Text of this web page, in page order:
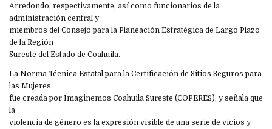
Arredondo, respectivamente, así como funcionarios de la
administración central y
miembros del Consejo para la Planeación Estratégica de Largo Plazo
de la Región
Sureste del Estado de Coahuila.
La Norma Técnica Estatal para la Certificación de Sitios Seguros para
las Mujeres
fue creada por Imaginemos Coahuila Sureste (COPERES), y señala que
la
violencia de género es la expresión visible de una serie de vicios y